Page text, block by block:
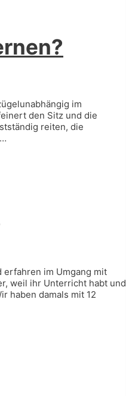
im
den Sitz und die
reiten, die
im Umgang mit
weil ihr Unterricht habt und
haben damals mit 12